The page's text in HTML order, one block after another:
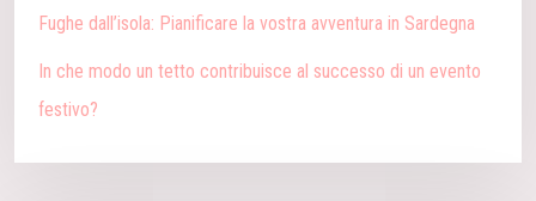
Fughe dall’isola: Pianificare la vostra avventura in Sardegna
In che modo un tetto contribuisce al successo di un evento
festivo?